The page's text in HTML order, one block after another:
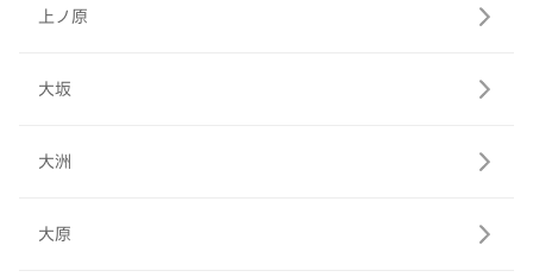
上ノ原
大坂
大洲
大原